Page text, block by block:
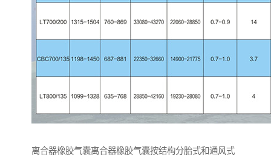
离合器橡胶气囊离合器橡胶气囊按结构分胎式和通风式